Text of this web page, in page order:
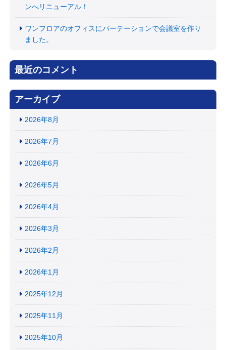
ンへリニューアル！
ワンフロアのオフィスにパーテーションで会議室を作り
ました。
最近のコメント
アーカイブ
2026年8月
2026年7月
2026年6月
2026年5月
2026年4月
2026年3月
2026年2月
2026年1月
2025年12月
2025年11月
2025年10月